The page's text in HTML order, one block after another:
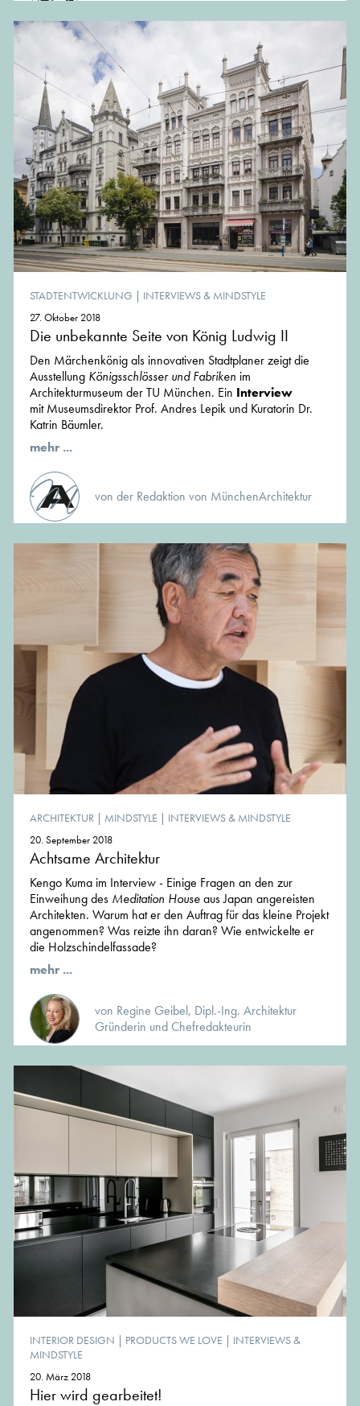
STADTENTWICKLUNG | INTERVIEWS & MINDSTYLE
27. Oktober 2018
Die unbekannte Seite von König Ludwig II
Den Märchenkönig als innovativen Stadtplaner zeigt die
Ausstellung Königsschlösser und Fabriken im
Architekturmuseum der TU München. Ein Interview
mit Museumsdirektor Prof. Andres Lepik und Kuratorin Dr.
Katrin Bäumler.
mehr ...
von der Redaktion von MünchenArchitektur
ARCHITEKTUR | MINDSTYLE | INTERVIEWS & MINDSTYLE
20. September 2018
Achtsame Architektur
Kengo Kuma im Interview - Einige Fragen an den zur
Einweihung des Meditation Houseaus Japan angereisten
Architekten. Warum hat er den Auftrag für das kleine Projekt
angenommen? Was reizte ihn daran? Wie entwickelte er
die Holzschindelfassade?
mehr ...
von Regine Geibel, Dipl.-Ing. Architektur
Gründerin und Chefredakteurin
INTERIOR DESIGN | PRODUCTS WE LOVE | INTERVIEWS &
MINDSTYLE
20. März 2018
Hier wird gearbeitet!